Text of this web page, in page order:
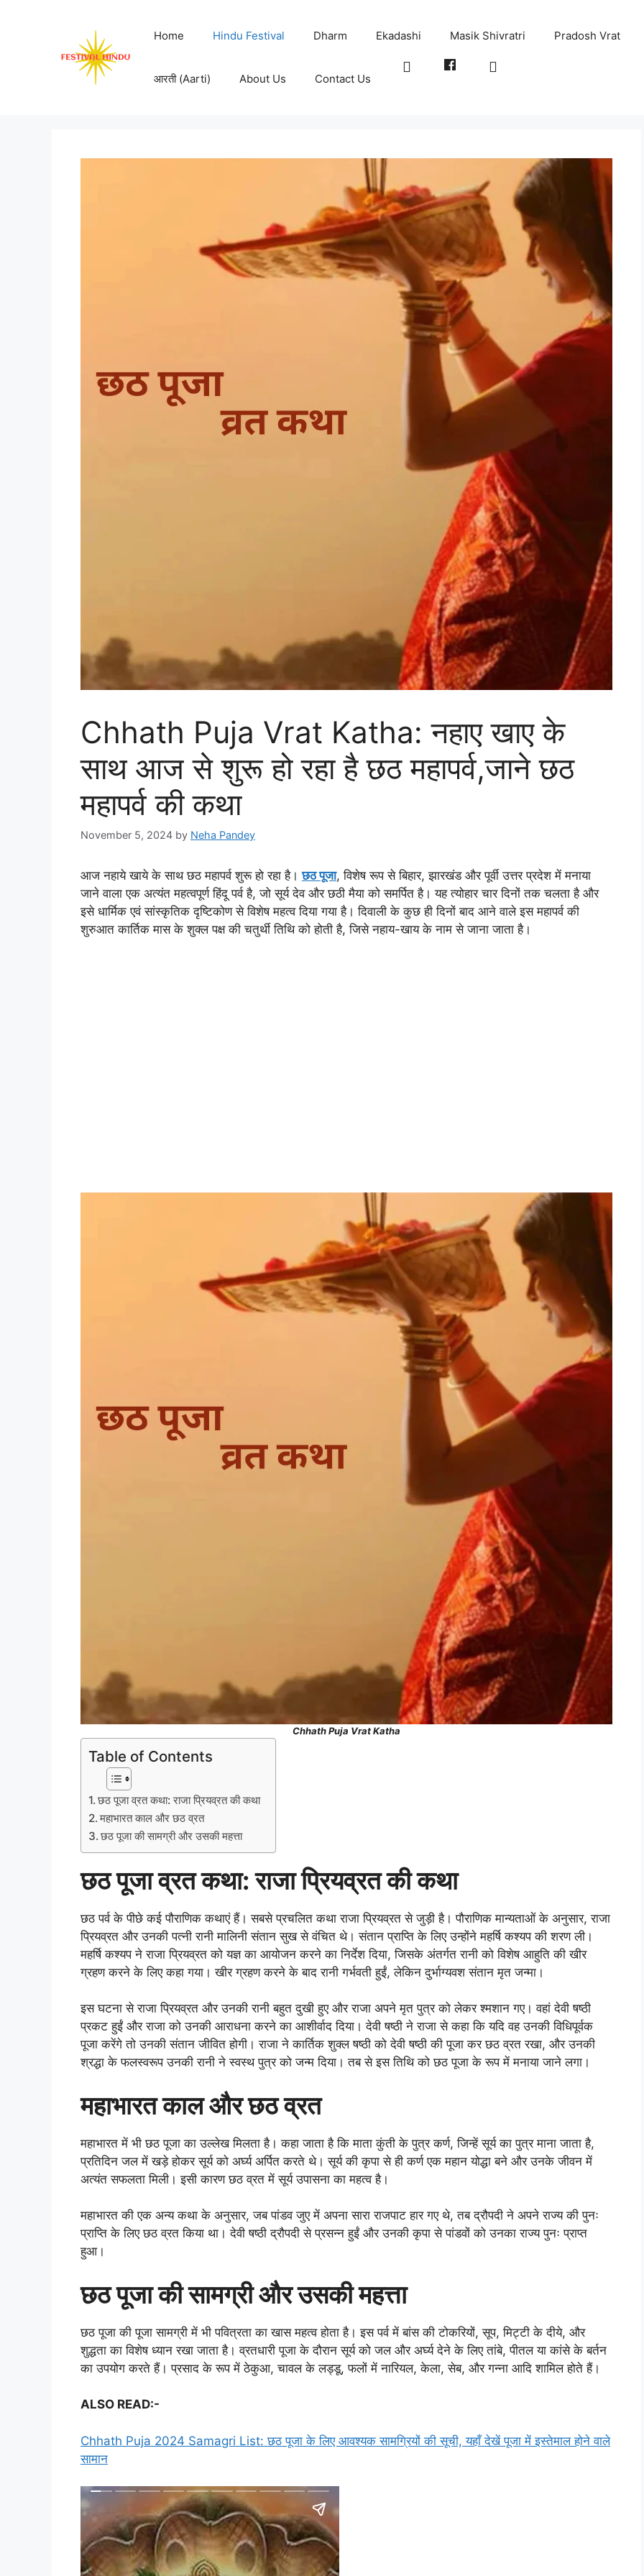
Home Hindu Festival Dharm Ekadashi Masik Shivratri Pradosh Vrat
आरती (Aarti) About Us Contact Us
Chhath Puja Vrat Katha: नहाए खाए के
साथ आज से शुरू हो रहा है छठ महापर्व,जाने छठ
महापर्व की कथा
November 5, 2024 by Neha Pandey
आज नहाये खाये के साथ छठ महापर्व शुरू हो रहा है।छठ पूजा, विशेष रूप से बिहार, झारखंड और पूर्वी उत्तर प्रदेश में मनाया
जाने वाला एक अत्यंत महत्वपूर्ण हिंदू पर्व है, जो सूर्य देव और छठी मैया को समर्पित है। यह त्योहार चार दिनों तक चलता है और
इसे धार्मिक एवं सांस्कृतिक दृष्टिकोण से विशेष महत्व दिया गया है। दिवाली के कुछ ही दिनों बाद आने वाले इस महापर्व की
शुरुआत कार्तिक मास के शुक्ल पक्ष की चतुर्थी तिथि को होती है, जिसे नहाय-खाय के नाम से जाना जाता है।
Chhath Puja Vrat Katha
Table of Contents
छठ पूजा व्रत कथा: राजा प्रियव्रत की कथा
महाभारत काल और छठ व्रत
छठ पूजा की सामग्री और उसकी महत्ता
छठ पूजा व्रत कथा: राजा प्रियव्रत की कथा
छठ पर्व के पीछे कई पौराणिक कथाएं हैं। सबसे प्रचलित कथा राजा प्रियव्रत से जुड़ी है। पौराणिक मान्यताओं के अनुसार, राजा
प्रियव्रत और उनकी पत्नी रानी मालिनी संतान सुख से वंचित थे। संतान प्राप्ति के लिए उन्होंने महर्षि कश्यप की शरण ली।
महर्षि कश्यप ने राजा प्रियव्रत को यज्ञ का आयोजन करने का निर्देश दिया, जिसके अंतर्गत रानी को विशेष आहुति की खीर
ग्रहण करने के लिए कहा गया। खीर ग्रहण करने के बाद रानी गर्भवती हुईं, लेकिन दुर्भाग्यवश संतान मृत जन्मा।
इस घटना से राजा प्रियव्रत और उनकी रानी बहुत दुखी हुए और राजा अपने मृत पुत्र को लेकर श्मशान गए। वहां देवी षष्ठी
प्रकट हुईं और राजा को उनकी आराधना करने का आशीर्वाद दिया। देवी षष्ठी ने राजा से कहा कि यदि वह उनकी विधिपूर्वक
पूजा करेंगे तो उनकी संतान जीवित होगी। राजा ने कार्तिक शुक्ल षष्ठी को देवी षष्ठी की पूजा कर छठ व्रत रखा, और उनकी
श्रद्धा के फलस्वरूप उनकी रानी ने स्वस्थ पुत्र को जन्म दिया। तब से इस तिथि को छठ पूजा के रूप में मनाया जाने लगा।
महाभारत काल और छठ व्रत
महाभारत में भी छठ पूजा का उल्लेख मिलता है। कहा जाता है कि माता कुंती के पुत्र कर्ण, जिन्हें सूर्य का पुत्र माना जाता है,
प्रतिदिन जल में खड़े होकर सूर्य को अर्घ्य अर्पित करते थे। सूर्य की कृपा से ही कर्ण एक महान योद्धा बने और उनके जीवन में
अत्यंत सफलता मिली। इसी कारण छठ व्रत में सूर्य उपासना का महत्व है।
महाभारत की एक अन्य कथा के अनुसार, जब पांडव जुए में अपना सारा राजपाट हार गए थे, तब द्रौपदी ने अपने राज्य की पुनः
प्राप्ति के लिए छठ व्रत किया था। देवी षष्ठी द्रौपदी से प्रसन्न हुईं और उनकी कृपा से पांडवों को उनका राज्य पुनः प्राप्त
हुआ।
छठ पूजा की सामग्री और उसकी महत्ता
छठ पूजा की पूजा सामग्री में भी पवित्रता का खास महत्व होता है। इस पर्व में बांस की टोकरियों, सूप, मिट्टी के दीये, और
शुद्धता का विशेष ध्यान रखा जाता है। व्रतधारी पूजा के दौरान सूर्य को जल और अर्घ्य देने के लिए तांबे, पीतल या कांसे के बर्तन
का उपयोग करते हैं। प्रसाद के रूप में ठेकुआ, चावल के लड्डू, फलों में नारियल, केला, सेब, और गन्ना आदि शामिल होते हैं।
ALSO READ:-
Chhath Puja 2024 Samagri List: छठ पूजा के लिए आवश्यक सामग्रियों की सूची, यहाँ देखें पूजा में इस्तेमाल होने वाले
सामान